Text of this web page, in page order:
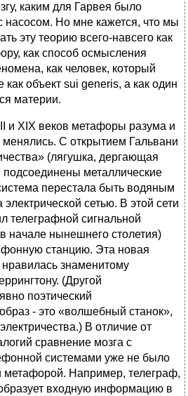
каким для Гарвея было
насосом. Но мне кажется, что мы
эту теорию всего-навсего как
как способ осмысления
как человек, который
как объект sui generis, а как один
материи.
и XIX веков метафоры разума и
С открытием Гальвани
(лягушка, дергающая
металлические
перестала быть водяным
сетью. В этой сети
телеграфной сигнальной
начале нынешнего столетия)
станцию. Эта новая
знаменитому
(Другой
поэтический
- это «волшебный станок»,
В отличие от
сравнение мозга с
системами уже не было
метафорой. Например, телеграф,
входную информацию в